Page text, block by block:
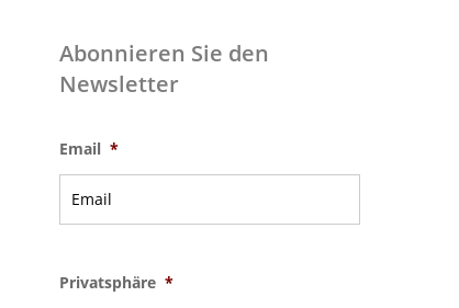
Abonnieren Sie den
Newsletter
Email *
Privatsphäre *